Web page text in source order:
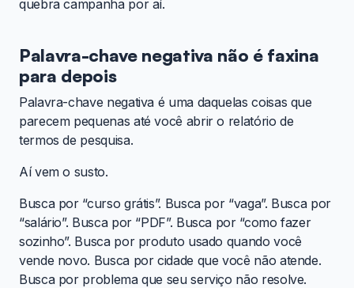
quebra campanha por aí.
Palavra-chave negativa não é faxina
para depois
Palavra-chave negativa é uma daquelas coisas que
parecem pequenas até você abrir o relatório de
termos de pesquisa.
Aí vem o susto.
Busca por “curso grátis”. Busca por “vaga”. Busca por
“salário”. Busca por “PDF”. Busca por “como fazer
sozinho”. Busca por produto usado quando você
vende novo. Busca por cidade que você não atende.
Busca por problema que seu serviço não resolve.